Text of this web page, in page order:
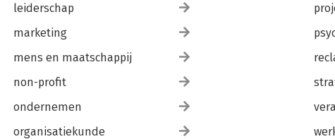
leiderschap
marketing
mens en maatschappij
non-profit
ondernemen
organisatiekunde